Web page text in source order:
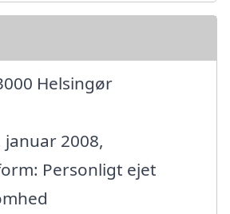
Helsingør
2008,
Personligt ejet